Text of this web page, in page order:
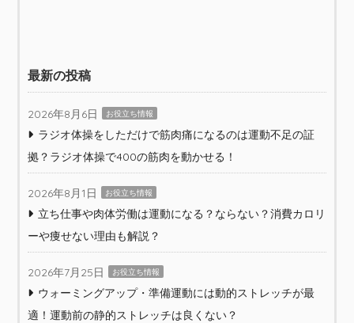
最新の投稿
2026年8月6日 お役立ち情報
ラジオ体操をしただけで筋肉痛になるのは運動不足の証
拠？ラジオ体操で400の筋肉を動かせる！
2026年8月1日 お役立ち情報
立ち仕事や肉体労働は運動になる？ならない？消費カロリ
ーや痩せない理由も解説？
2026年7月25日 お役立ち情報
ウォーミングアップ・準備運動には動的ストレッチが最
適！運動前の静的ストレッチは良くない？